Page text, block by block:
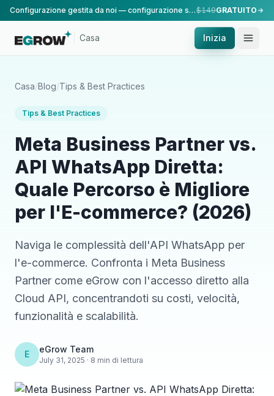
Configurazione gestita da noi — configurazione standard, eseguita dal nostro team.$149GRATUITO
Casa Inizia
Casa/Blog/Tips & Best Practices
Tips & Best Practices
Meta Business Partner vs.
API WhatsApp Diretta:
Quale Percorso è Migliore
per l'E-commerce? (2026)
Naviga le complessità dell'API WhatsApp per
l'e-commerce. Confronta i Meta Business
Partner come eGrow con l'accesso diretto alla
Cloud API, concentrandoti su costi, velocità,
funzionalità e scalabilità.
E eGrow Team
July 31, 2025 · 8 min di lettura